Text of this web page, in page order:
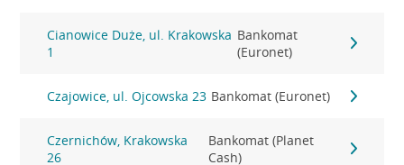
Cianowice Duże, ul. Krakowska
1
Bankomat
(Euronet)
Czajowice, ul. Ojcowska 23 Bankomat (Euronet)
Czernichów, Krakowska
26
Bankomat (Planet
Cash)